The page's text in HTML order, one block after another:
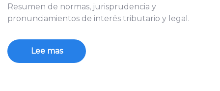
Resumen de normas, jurisprudencia y
pronunciamientos de interés tributario y legal.
Lee mas